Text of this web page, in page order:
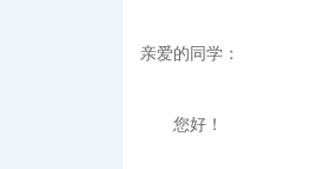
亲爱的同学：
您好！